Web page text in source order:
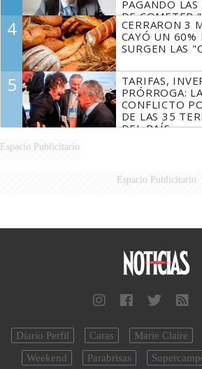
PAGANDO LAS
DE COMETER
4
CERRARON 3
CAYÓ UN 60%
SURGEN LAS
5
TARIFAS,
PRÓRROGA:
CONFLICTO
DE LAS 35
DEL PAÍS
Espacio Publicitario
Espacio Publicitario
Diario Perfil Caras Marie Claire
Weekend
Parabrisas